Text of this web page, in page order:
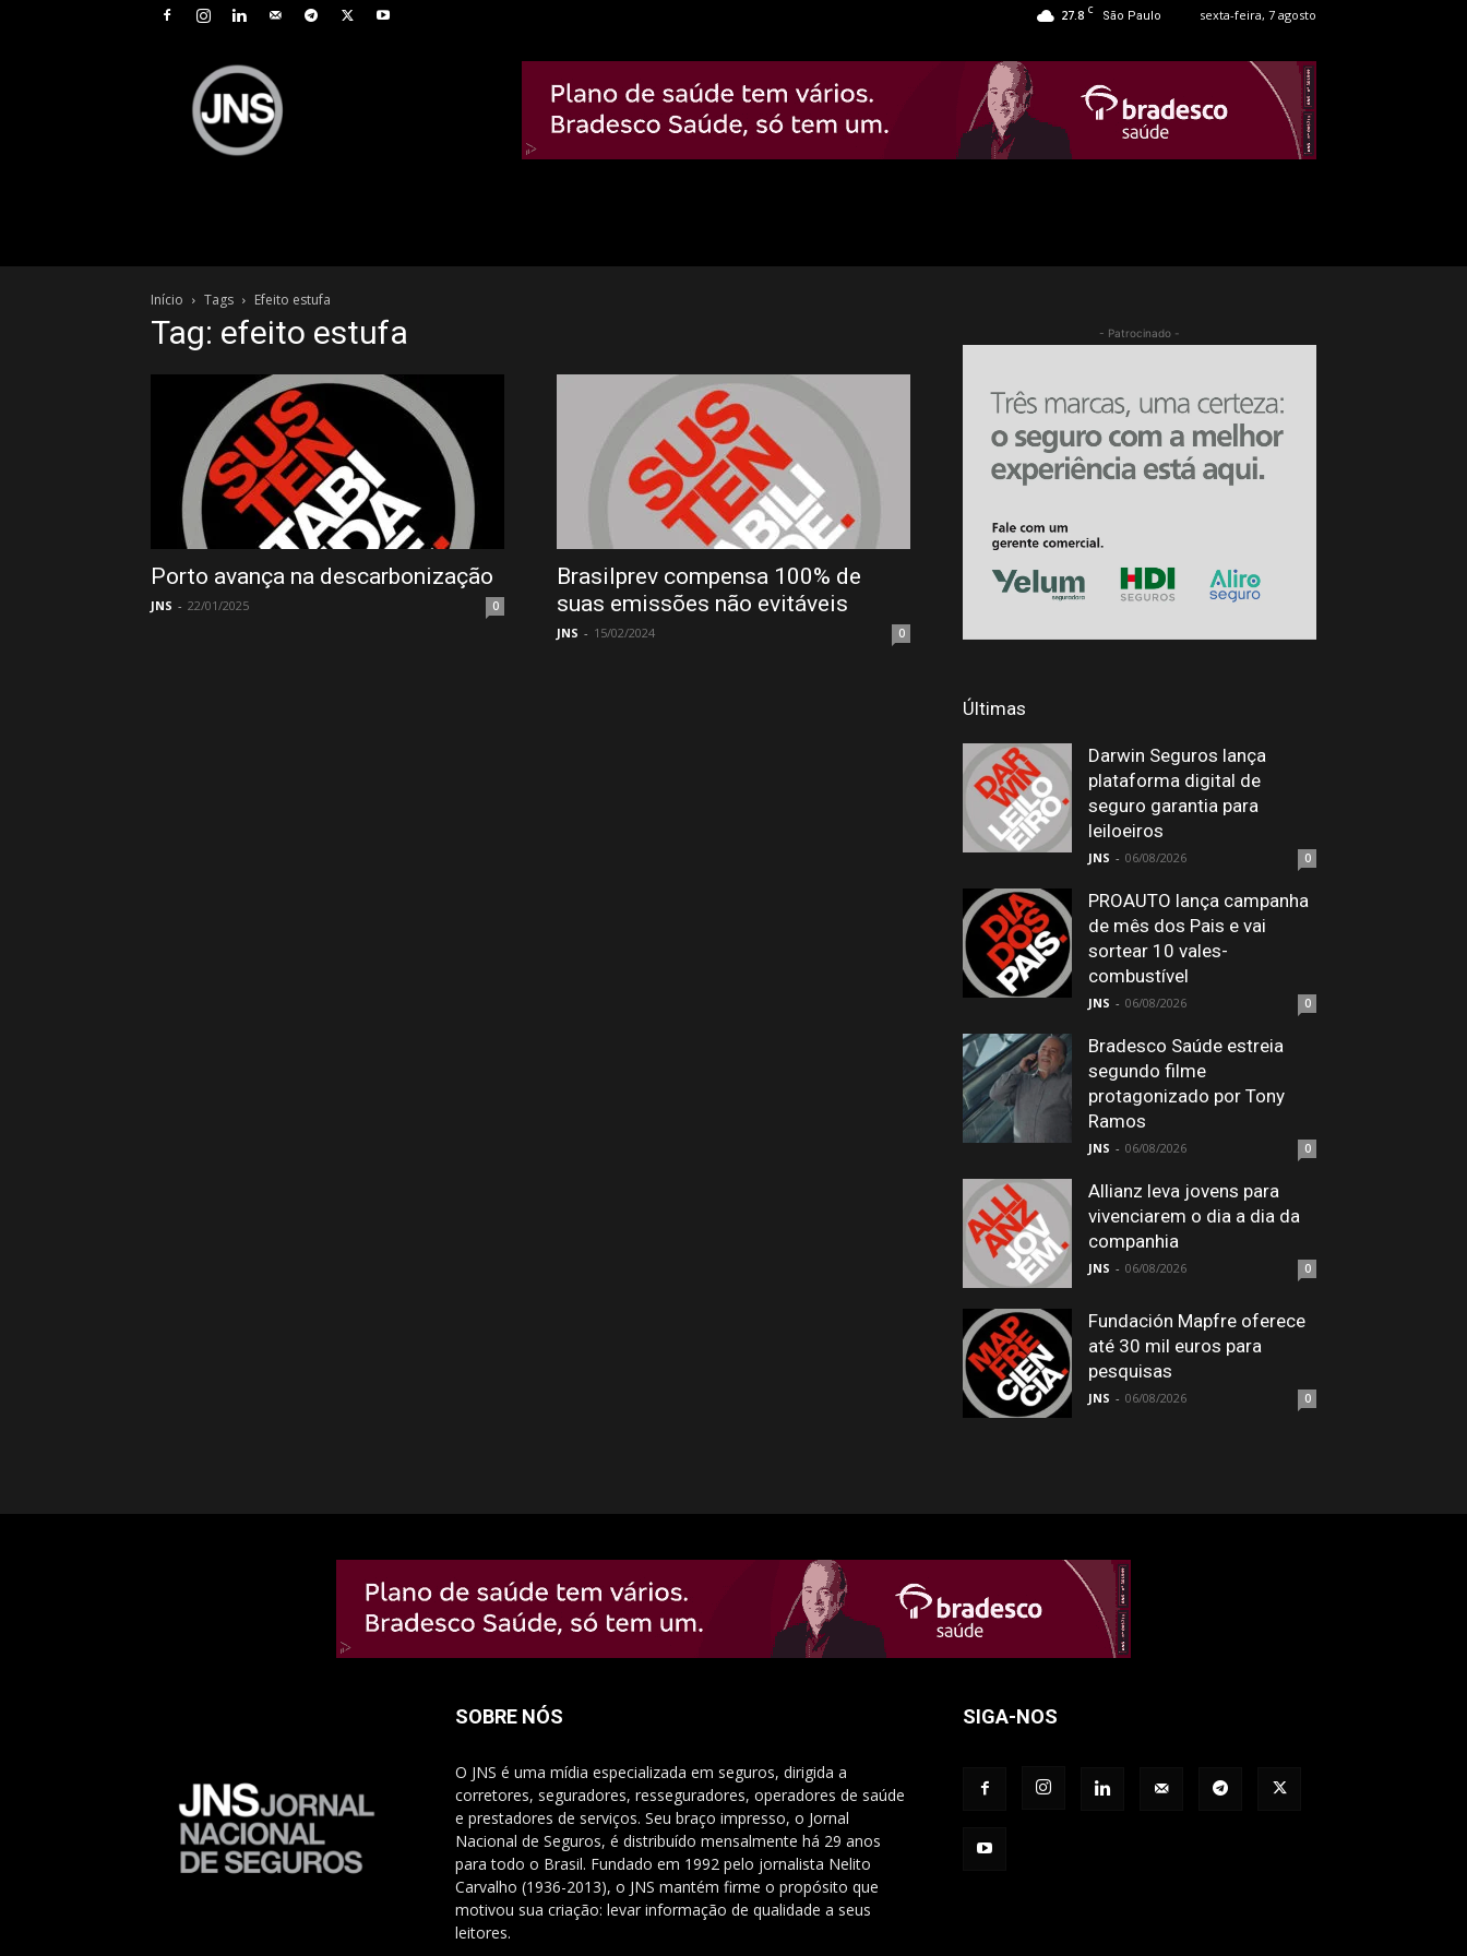
27.8 C São Paulo sexta-feira, 7 agosto
Início Tags Efeito estufa
Tag: efeito estufa
Porto avança na descarbonização
JNS - 22/01/2025 0
Brasilprev compensa 100% de
suas emissões não evitáveis
JNS - 15/02/2024 0
- Patrocinado -
Últimas
Darwin Seguros lança
plataforma digital de
seguro garantia para
leiloeiros
JNS - 06/08/2026 0
PROAUTO lança campanha
de mês dos Pais e vai
sortear 10 vales-
combustível
JNS - 06/08/2026 0
Bradesco Saúde estreia
segundo filme
protagonizado por Tony
Ramos
JNS - 06/08/2026 0
Allianz leva jovens para
vivenciarem o dia a dia da
companhia
JNS - 06/08/2026 0
Fundación Mapfre oferece
até 30 mil euros para
pesquisas
JNS - 06/08/2026 0
SOBRE NÓS
O JNS é uma mídia especializada em seguros, dirigida a
corretores, seguradores, resseguradores, operadores de saúde
e prestadores de serviços. Seu braço impresso, o Jornal
Nacional de Seguros, é distribuído mensalmente há 29 anos
para todo o Brasil. Fundado em 1992 pelo jornalista Nelito
Carvalho (1936-2013), o JNS mantém firme o propósito que
motivou sua criação: levar informação de qualidade a seus
leitores.
SIGA-NOS